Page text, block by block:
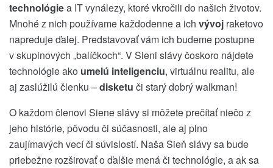
technológiea IT vynálezy, ktoré vkročili do našich životov.
Mnohé z nich používame každodenne a ich vývoj raketovo
napreduje ďalej. Predstavovať vám ich budeme postupne
v skupinových „balíčkoch“. V Sieni slávy čoskoro nájdete
technológie ako umelú inteligenciu, virtuálnu realitu, ale
aj zaslúžilú členku –disketu či starý dobrý walkman!
O každom členovi Siene slávy si môžete prečítať niečo z
jeho histórie, pôvodu či súčasnosti, ale aj plno
zaujímavých vecí či súvislostí. Naša Sieň slávy sa bude
priebežne rozširovať o ďalšie mená či technológie, a ak sa